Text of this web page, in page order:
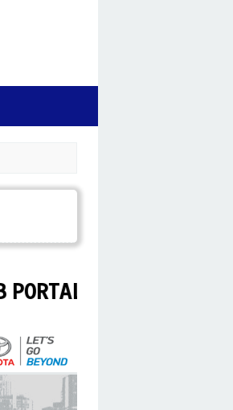
TOYOTA SALATIGA.